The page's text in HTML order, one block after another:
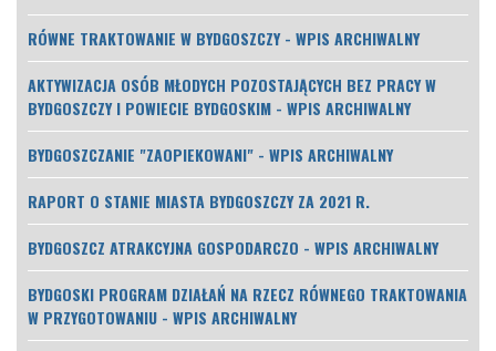
RÓWNE TRAKTOWANIE W BYDGOSZCZY - WPIS ARCHIWALNY
AKTYWIZACJA OSÓB MŁODYCH POZOSTAJĄCYCH BEZ PRACY W
BYDGOSZCZY I POWIECIE BYDGOSKIM - WPIS ARCHIWALNY
BYDGOSZCZANIE "ZAOPIEKOWANI" - WPIS ARCHIWALNY
RAPORT O STANIE MIASTA BYDGOSZCZY ZA 2021 R.
BYDGOSZCZ ATRAKCYJNA GOSPODARCZO - WPIS ARCHIWALNY
BYDGOSKI PROGRAM DZIAŁAŃ NA RZECZ RÓWNEGO TRAKTOWANIA
W PRZYGOTOWANIU - WPIS ARCHIWALNY